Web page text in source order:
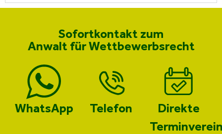
Sofortkontakt zum
Anwalt für Wettbewerbsrecht
WhatsApp Telefon
Direkte